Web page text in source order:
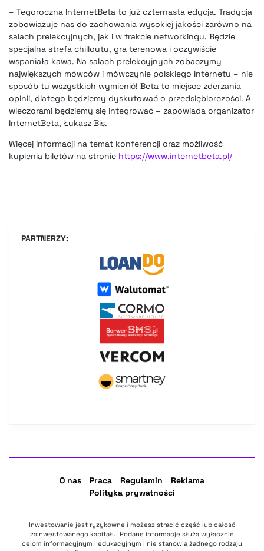
– Tegoroczna InternetBeta to już czternasta edycja. Tradycja
zobowiązuje nas do zachowania wysokiej jakości zarówno na
salach prelekcyjnych, jak i w trakcie networkingu. Będzie
specjalna strefa chilloutu, gra terenowa i oczywiście
wspaniała kawa. Na salach prelekcyjnych zobaczymy
największych mówców i mówczynie polskiego Internetu – nie
sposób tu wszystkich wymienić! Beta to miejsce zderzania
opinii, dlatego będziemy dyskutować o przedsiębiorczości. A
wieczorami będziemy się integrować – zapowiada organizator
InternetBeta, Łukasz Bis.
Więcej informacji na temat konferencji oraz możliwość
kupienia biletów na stronie https://www.internetbeta.pl/
PARTNERZY:
O nas Praca Regulamin
Reklama
Polityka prywatności
Inwestowanie jest ryzykowne i możesz stracić część lub całość
zainwestowanego kapitału. Podane informacje służą wyłącznie
celom informacyjnym i edukacyjnym i nie stanowią żadnego rodzaju